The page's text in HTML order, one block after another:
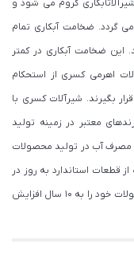
کروم می شود و
گردد. ضخامت آبکاری تمام
میکرون می باشد. این ضخامت آبکاری در کمتر
اهرمی کسری از استحکام
بگیرند. شیرآلات کسری با
معتبر در زمینه تولید
آب در تولید محصولات
قطعات استاندارد به روز در
شیرآلات کسری، شرکت کسری گارانتی و ضمانت محصولات خود را به 10 سال افزایش